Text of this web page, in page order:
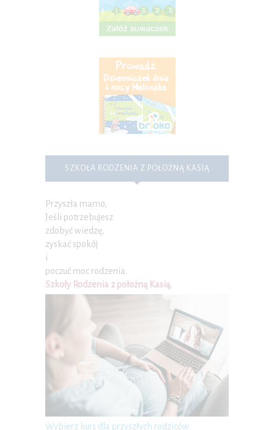
SZKOŁA RODZENIA Z POŁOŻNĄ KASIĄ
Przyszła mamo,
Jeśli potrzebujesz
zdobyć wiedzę,
zyskać spokój
i
poczuć moc rodzenia.
Szkoły Rodzenia z położną Kasią.
Wybierz kurs dla przyszłych rodziców